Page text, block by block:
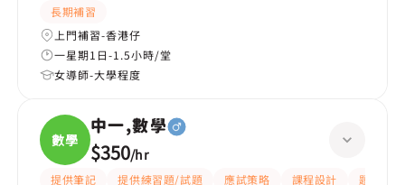
長期補習
上門補習-香港仔
一星期1日-1.5小時/堂
女導師-大學程度
數學
中一,數學
$350/hr
提供筆記 提供練習題/試題 應試策略 課程設計
題目講解